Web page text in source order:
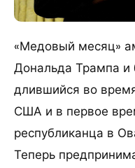
«Медовый месяц»
Дональда Трампа и
длившийся во
США и в первое
республиканца в
Теперь